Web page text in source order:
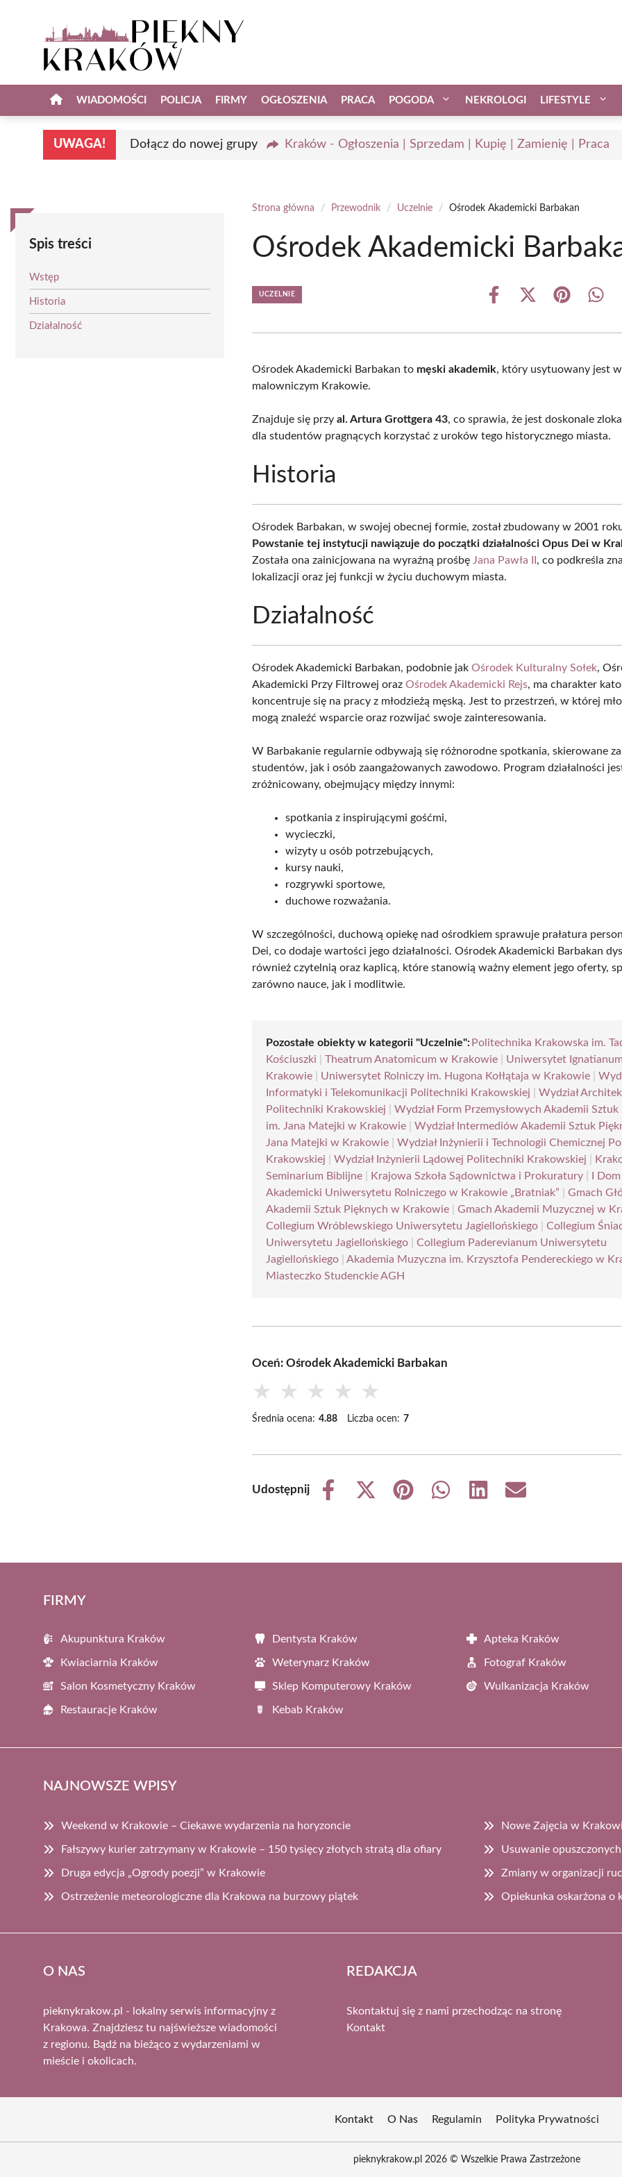
WIADOMOŚCI POLICJA FIRMY OGŁOSZENIA PRACA POGODA NEKROLOGI LIFESTYLE
UWAGA! Dołącz do nowej grupy Kraków - Ogłoszenia | Sprzedam | Kupię | Zamienię | Praca
Spis treści
Wstęp
Historia
Działalność
Strona główna / Przewodnik / Uczelnie / Ośrodek Akademicki Barbakan
Ośrodek Akademicki
UCZELNIE
Share
Share
(Twitter)
Share Share
Ośrodek Akademicki Barbakan to męski akademik, który usytuowany jest w
malowniczym Krakowie.
Znajduje się przyal. Artura Grottgera 43, co sprawia, że jest doskonale
dla studentów pragnących korzystać z uroków tego historycznego miasta.
Historia
Ośrodek Barbakan, w swojej obecnej formie, został zbudowany w 2001
Powstanie tej instytucji nawiązuje do początki działalności Opus Dei w
Została ona zainicjowana na wyraźną prośbę Jana Pawła II, co podkreśla
lokalizacji oraz jej funkcji w życiu duchowym miasta.
Działalność
Ośrodek Akademicki Barbakan, podobnie jakOśrodek Kulturalny Sołek,
Akademicki Przy Filtrowej orazOśrodek Akademicki Rejs, ma charakter
koncentruje się na pracy z młodzieżą męską. Jest to przestrzeń, w której
mogą znaleźć wsparcie oraz rozwijać swoje zainteresowania.
W Barbakanie regularnie odbywają się różnorodne spotkania, skierowane
studentów, jak i osób zaangażowanych zawodowo. Program działalności
zróżnicowany, obejmujący między innymi:
spotkania z inspirującymi gośćmi,
wycieczki,
wizyty u osób potrzebujących,
kursy nauki,
rozgrywki sportowe,
duchowe rozważania.
W szczególności, duchową opiekę nad ośrodkiem sprawuje prałatura
Dei, co dodaje wartości jego działalności. Ośrodek Akademicki Barbakan
również czytelnią oraz kaplicą, które stanowią ważny element jego oferty,
zarówno nauce, jak i modlitwie.
Pozostałe obiekty w kategorii "Uczelnie":Politechnika Krakowska im.
Kościuszki |Theatrum Anatomicum w Krakowie
Uniwersytet
Krakowie
Uniwersytet Rolniczy im. Hugona Kołłątaja w Krakowie |
Informatyki i Telekomunikacji Politechniki Krakowskiej |Wydział
Politechniki Krakowskiej |Wydział Form Przemysłowych Akademii Sztuk
im. Jana Matejki w Krakowie |Wydział Intermediów Akademii Sztuk
Jana Matejki w Krakowie |Wydział Inżynierii i Technologii Chemicznej
Krakowskiej |Wydział Inżynierii Lądowej Politechniki Krakowskiej
Seminarium Biblijne
Krajowa Szkoła Sądownictwa i Prokuratury
I Dom
Akademicki Uniwersytetu Rolniczego w Krakowie „Bratniak” |Gmach
Akademii Sztuk Pięknych w Krakowie |Gmach Akademii Muzycznej w
Collegium Wróblewskiego Uniwersytetu Jagiellońskiego |Collegium
Uniwersytetu Jagiellońskiego |Collegium Paderevianum Uniwersytetu
Jagiellońskiego |Akademia Muzyczna im. Krzysztofa Pendereckiego w
Miasteczko Studenckie AGH
Oceń: Ośrodek Akademicki Barbakan
★ ★ ★ ★ ★
Średnia ocena: 4.88 Liczba ocen: 7
Udostępnij
Share
Share
Share
Share
Share
Share
FIRMY
Akupunktura Kraków Dentysta Kraków Apteka Kraków
Kwiaciarnia Kraków Weterynarz Kraków Fotograf Kraków
Salon Kosmetyczny Kraków Sklep Komputerowy Kraków Wulkanizacja Kraków
Restauracje Kraków Kebab Kraków
NAJNOWSZE WPISY
Weekend w Krakowie – Ciekawe wydarzenia na horyzoncie Nowe Zajęcia w
Fałszywy kurier zatrzymany w Krakowie – 150 tysięcy złotych stratą dla ofiary Usuwanie
Druga edycja „Ogrody poezji” w Krakowie Zmiany w organizacji
Ostrzeżenie meteorologiczne dla Krakowa na burzowy piątek Opiekunka oskarżona o
O NAS
pieknykrakow.pl - lokalny serwis informacyjny z
Krakowa. Znajdziesz tu najświeższe wiadomości
z regionu. Bądź na bieżąco z wydarzeniami w
mieście i okolicach.
REDAKCJA
Skontaktuj się z nami przechodząc na stronę
Kontakt
Kontakt O Nas Regulamin Polityka Prywatności
pieknykrakow.pl 2026 © Wszelkie Prawa Zastrzeżone